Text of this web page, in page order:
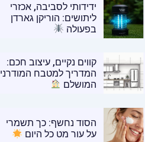
ידידותי לסביבה, אכזרי
ליתושים: הוריקן גארדן
בפעולה
קווים נקיים, עיצוב חכם:
המדריך למטבח המודרני
המושלם
הסוד נחשף: כך תשמרי
על עור מט כל היום